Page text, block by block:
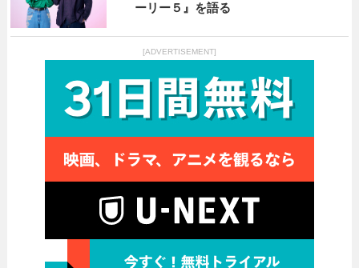
ーリー５』を語る
[ADVERTISEMENT]